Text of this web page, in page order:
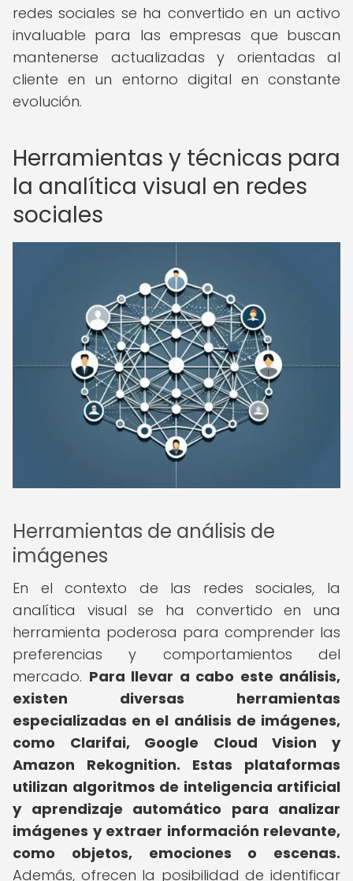
redes sociales se ha convertido en un activo
invaluable para las empresas que buscan
mantenerse actualizadas y orientadas al
cliente en un entorno digital en constante
evolución.
Herramientas y técnicas para
la analítica visual en redes
sociales
Herramientas de análisis de
imágenes
En el contexto de las redes sociales, la
analítica visual se ha convertido en una
herramienta poderosa para comprender las
preferencias y comportamientos del
mercado. Para llevar a cabo este análisis,
existen diversas herramientas
especializadas en el análisis de imágenes,
como Clarifai, Google Cloud Vision y
Amazon Rekognition.
Estas plataformas
utilizan algoritmos de inteligencia artificial
y aprendizaje automático para analizar
imágenes y extraer información relevante,
como objetos, emociones o escenas.
Además, ofrecen la posibilidad de identificar